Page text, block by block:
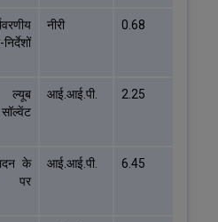
नीरी 0.68
ल्यूब
आई.आई.पी. 2.25
के
पर
आई.आई.पी. 6.45